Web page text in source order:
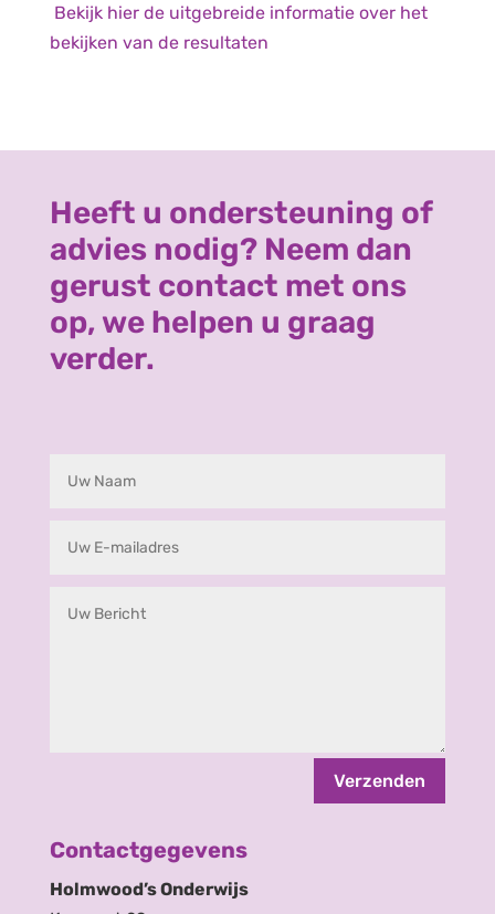
Bekijk hier de uitgebreide informatie over het
bekijken van de resultaten
Heeft u ondersteuning of
advies nodig? Neem dan
gerust contact met ons
op, we helpen u graag
verder.
Verzenden
Contactgegevens
Holmwood’s Onderwijs